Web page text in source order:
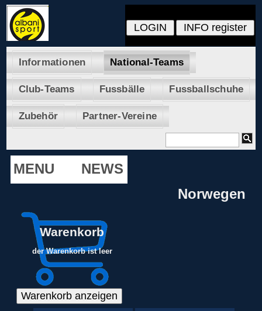
Informationen National-Teams
Club-Teams Fussbälle Fussballschuhe
Zubehör Partner-Vereine
MENU
NEWS
Norwegen
Warenkorb
der Warenkorb ist leer